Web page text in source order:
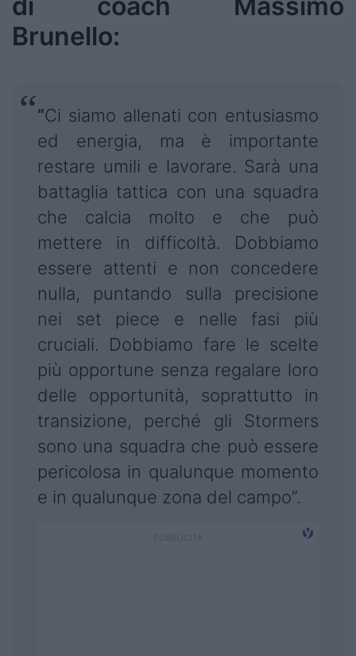
Brunello:
“Ci siamo allenati con entusiasmo
ed energia, ma è importante
restare umili e lavorare. Sarà una
battaglia tattica con una squadra
che calcia molto e che può
mettere in difficoltà. Dobbiamo
essere attenti e non concedere
nulla, puntando sulla precisione
nei set piece e nelle fasi più
cruciali. Dobbiamo fare le scelte
più opportune senza regalare loro
delle opportunità, soprattutto in
transizione, perché gli Stormers
sono una squadra che può essere
pericolosa in qualunque momento
e in qualunque zona del campo”.